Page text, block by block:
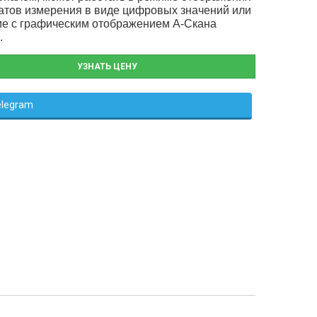
измерения в виде цифровых значений или
с графическим отображением А-Скана
УЗНАТЬ ЦЕНУ